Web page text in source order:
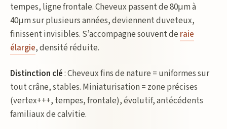
tempes, ligne frontale. Cheveux passent de 80μm à
40μm sur plusieurs années, deviennent duveteux,
finissent invisibles. S’accompagne souvent de raie
élargie, densité réduite.
Distinction clé: Cheveux fins de nature = uniformes sur
tout crâne, stables. Miniaturisation = zone précises
(vertex+++, tempes, frontale), évolutif, antécédents
familiaux de calvitie.